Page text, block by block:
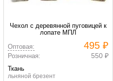
Чехол с деревянной пуговицей к
лопате МПЛ
Оптовая:
495 ₽
Розничная: 550 ₽
Ткань
льняной брезент